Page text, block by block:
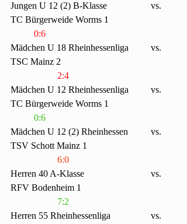
Jungen U 12 (2) B-Klasse		vs.
TC Bürgerweide Worms 1
0:6
Mädchen U 18 Rheinhessenliga	vs.
TSC Mainz 2
2:4
Mädchen U 12 Rheinhessenliga	vs.
TC Bürgerweide Worms 1
0:6
Mädchen U 12 (2) Rheinhessen	vs.
TSV Schott Mainz 1
6:0
Herren 40 A-Klasse			vs.
RFV Bodenheim 1
7:2
Herren 55 Rheinhessenliga 		vs.